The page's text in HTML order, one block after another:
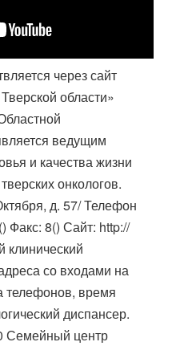
через сайт
области»
ведущим
и качества жизни
онкологов.
д. 57/ Телефон
Факс: 8() Сайт: http://​
клинический
со входами на
телефонов, время
диспансер.
Семейный центр